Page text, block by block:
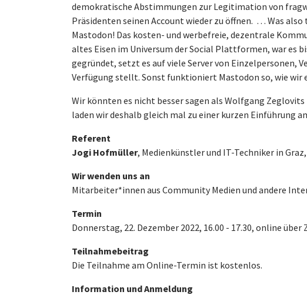
demokratische Abstimmungen zur Legitimation von
Präsidenten seinen Account wieder zu öffnen. … Was
Mastodon! Das kosten- und werbefreie, dezentrale
altes Eisen im Universum der Social Plattformen, war es
gegründet, setzt es auf viele Server von Einzelpersonen,
Verfügung stellt. Sonst funktioniert Mastodon so, wie wir
Wir könnten es nicht besser sagen als Wolfgang
laden wir deshalb gleich mal zu einer kurzen Einführung
Referent
Jogi Hofmüller, Medienkünstler und IT-Techniker in Graz,
Wir wenden uns an
Mitarbeiter*innen aus Community Medien und andere
Termin
Donnerstag, 22. Dezember 2022, 16.00 - 17.30, online
Teilnahmebeitrag
Die Teilnahme am Online-Termin ist kostenlos.
Information und Anmeldung